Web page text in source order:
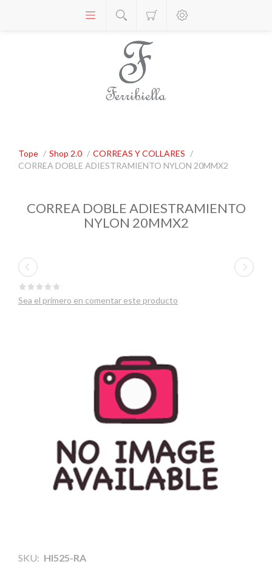
Tope / Shop 2.0 / CORREAS Y COLLARES /
CORREA DOBLE ADIESTRAMIENTO NYLON 20MMX2
CORREA DOBLE ADIESTRAMIENTO
NYLON 20MMX2
Sea el primero en comentar este producto
SKU: HI525-RA